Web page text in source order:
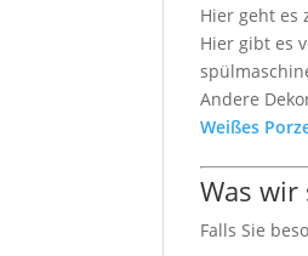
Hier geht es
Hier gibt es
Andere
Weißes
Was
Falls Sie